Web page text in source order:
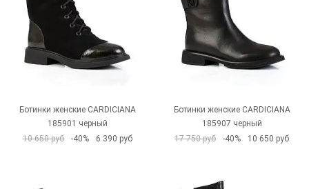
Ботинки женские CARDICIANA
185901 черный
10 650 руб
-40% 6 390 руб
Ботинки женские CARDICIANA
185907 черный
17 750 руб
-40% 10 650 руб